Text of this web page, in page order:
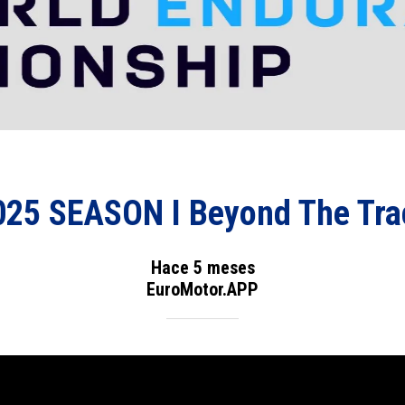
SEASON I Beyond The
Hace 5 meses
EuroMotor.APP